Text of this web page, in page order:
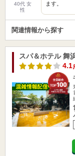
40代 女
性
ます。
関連情報から探す
スパ＆ホテル 舞
4.1